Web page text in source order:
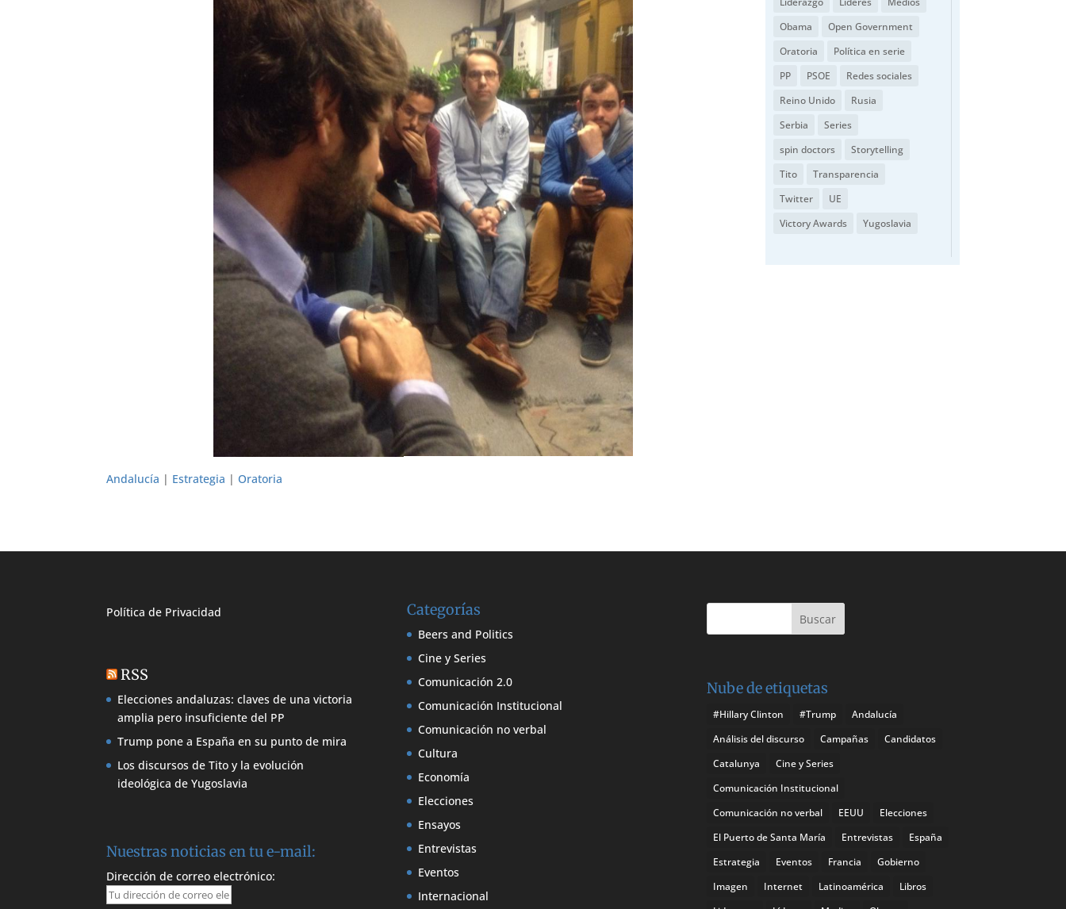
Andalucía | Estrategia | Oratoria
Obama
Open Government
Oratoria
Política en serie
PP
PSOE
Redes sociales
Reino Unido
Rusia
Serbia
Series
spin doctors
Storytelling
Tito
Transparencia
Twitter
UE
Victory Awards
Yugoslavia
Política de Privacidad
RSS
Elecciones andaluzas: claves de una victoria
amplia pero insuficiente del PP
Trump pone a España en su punto de mira
Los discursos de Tito y la evolución
ideológica de Yugoslavia
Nuestras noticias en tu e-mail:
Dirección de correo electrónico:
Categorías
Beers and Politics
Cine y Series
Comunicación 2.0
Comunicación Institucional
Comunicación no verbal
Cultura
Economía
Elecciones
Ensayos
Entrevistas
Eventos
Internacional
Nube de etiquetas
#Hillary Clinton #Trump
Andalucía
Análisis del discurso
Campañas
Candidatos
Catalunya
Cine y Series
Comunicación Institucional
Comunicación no verbal
EEUU
Elecciones
El Puerto de Santa María
Entrevistas
España
Estrategia
Eventos Francia
Gobierno
Imagen
Internet Latinoamérica
Libros